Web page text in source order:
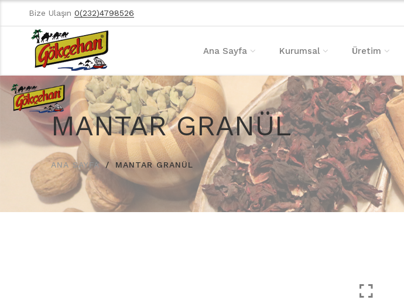
Bize Ulaşın 0(232)4798526
Ana Sayfa Kurumsal Üretim
MANTAR GRANÜL
ANA SAYFA MANTAR GRANÜL